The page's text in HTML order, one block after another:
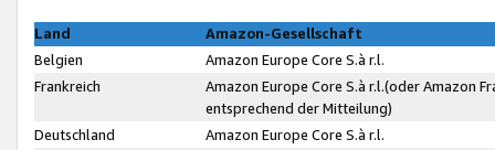
Land
Amazon-Gesellschaft
Belgien
Amazon Europe Core S.à r.l.
Frankreich
Amazon Europe Core S.à r.l.(oder Amazon
entsprechend der Mitteilung)
Deutschland
Amazon Europe Core S.à r.l.